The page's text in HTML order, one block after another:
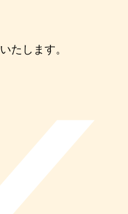
たします。